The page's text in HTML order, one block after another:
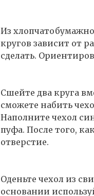
Из
кругов зависит от
сделать.
Сшейте два круга
сможете набить
Наполните чехол
пуфа. После того,
отверстие.
Оденьте чехол из
основании